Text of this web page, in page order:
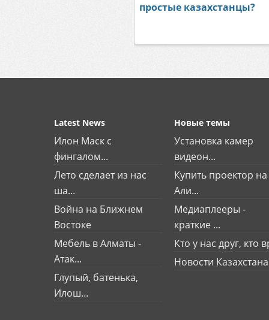
простые казахстанцы?
Latest News
Илон Маск с
фингалом...
Лето сделает из нас
ша...
Война на Ближнем
Востоке
Мебель в Алматы -
Атак...
Глупый, батенька,
Илош...
Новые темы
Установка камер
видеон...
Купить проектор на
Али...
Медиаплееры -
краткие ...
Кто у нас друг, кто
Новости Казахстана